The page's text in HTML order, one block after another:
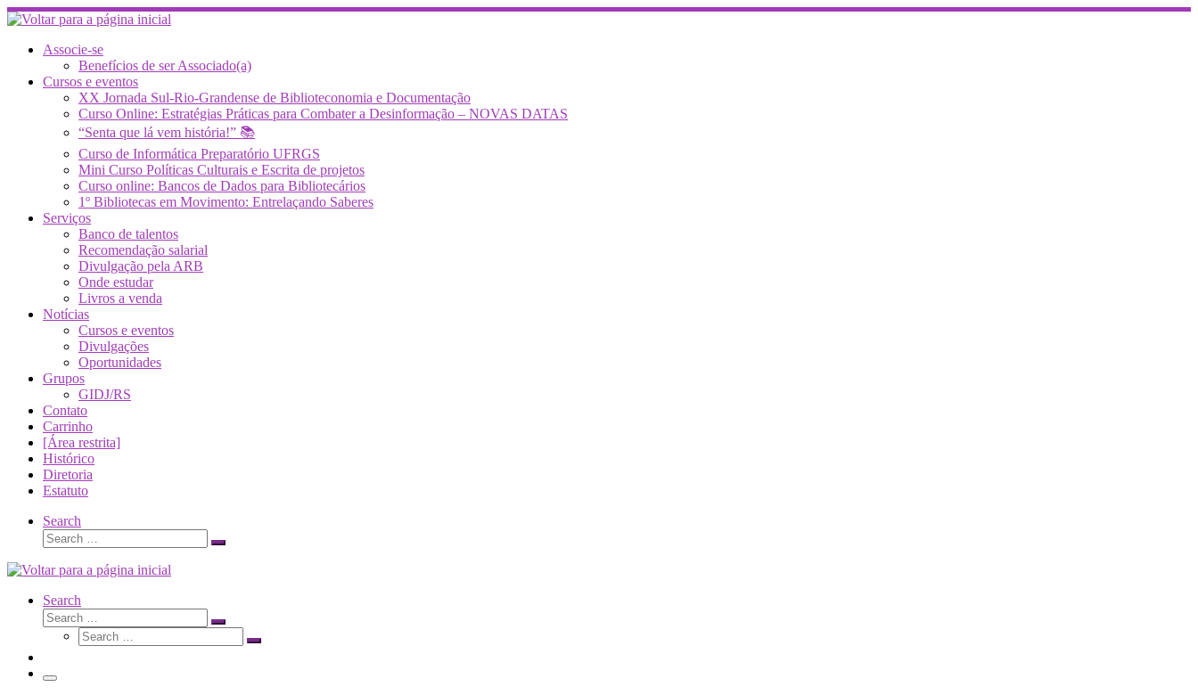
Skip
to
contentAssocie-se
Benefícios de ser Associado(a)
Cursos e eventos
XX Jornada Sul-Rio-Grandense de Biblioteconomia e Documentação
Curso Online: Estratégias Práticas para Combater a Desinformação – NOVAS DATAS
“Senta que lá vem história!” 📚
Curso de Informática Preparatório UFRGS
Mini Curso Políticas Culturais e Escrita de projetos
Curso online: Bancos de Dados para Bibliotecários
1º Bibliotecas em Movimento: Entrelaçando Saberes
Serviços
Banco de talentos
Recomendação salarial
Divulgação pela ARB
Onde estudar
Livros a venda
Notícias
Cursos e eventos
Divulgações
Oportunidades
Grupos
GIDJ/RS
Contato
Carrinho
[Área restrita]
Histórico
Diretoria
Estatuto
Search
Search
Search
Search
Search
Search
Search
Search
Menu